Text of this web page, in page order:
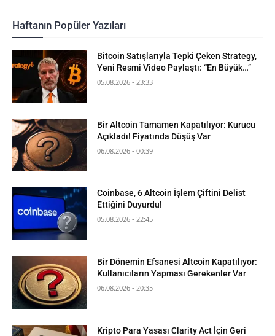
Haftanın Popüler Yazıları
Bitcoin Satışlarıyla Tepki Çeken Strategy,
Yeni Resmi Video Paylaştı: “En Büyük…”
05.08.2026 - 23:33
Bir Altcoin Tamamen Kapatılıyor: Kurucu
Açıkladı! Fiyatında Düşüş Var
06.08.2026 - 00:39
Coinbase, 6 Altcoin İşlem Çiftini Delist
Ettiğini Duyurdu!
05.08.2026 - 22:45
Bir Dönemin Efsanesi Altcoin Kapatılıyor:
Kullanıcıların Yapması Gerekenler Var
06.08.2026 - 20:35
Kripto Para Yasası Clarity Act İçin Geri